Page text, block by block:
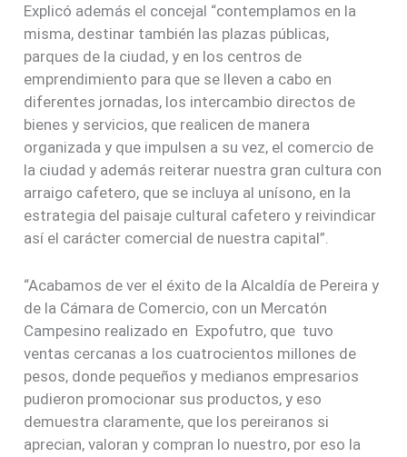
Explicó además el concejal “contemplamos en la
misma, destinar también las plazas públicas,
parques de la ciudad, y en los centros de
emprendimiento para que se lleven a cabo en
diferentes jornadas, los intercambio directos de
bienes y servicios, que realicen de manera
organizada y que impulsen a su vez, el comercio de
la ciudad y además reiterar nuestra gran cultura con
arraigo cafetero, que se incluya al unísono, en la
estrategia del paisaje cultural cafetero y reivindicar
así el carácter comercial de nuestra capital”.
“Acabamos de ver el éxito de la Alcaldía de Pereira y
de la Cámara de Comercio, con un Mercatón
Campesino realizado en Expofutro, que tuvo
ventas cercanas a los cuatrocientos millones de
pesos, donde pequeños y medianos empresarios
pudieron promocionar sus productos, y eso
demuestra claramente, que los pereiranos si
aprecian, valoran y compran lo nuestro, por eso la